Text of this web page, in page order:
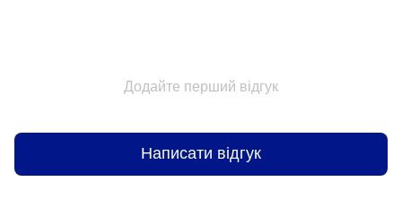
Додайте перший відгук
Написати відгук